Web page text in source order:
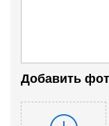
Добавить